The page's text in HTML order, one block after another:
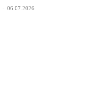
- 06.07.2026